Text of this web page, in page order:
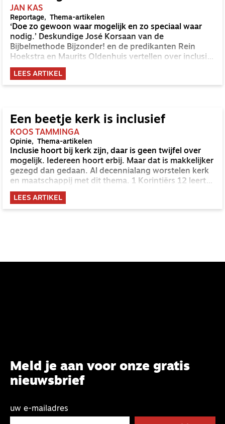
JAN KAS
Reportage Thema-artikelen
‘Doe zo gewoon waar mogelijk en zo speciaal waar
nodig.’ Deskundige José Korsaan van de
Bijbelmethode Bijzonder! en de predikanten Rein
Hoekstra en Maurits Oldenhuis vertellen over inclusief
kerk zijn in de praktijk.
LEES ARTIKEL
Een beetje kerk is inclusief
KOOS TAMMINGA
Opinie Thema-artikelen
Inclusie hoort bij kerk zijn, daar is geen twijfel over
mogelijk. Iedereen hoort erbij. Maar dat is makkelijker
gezegd dan gedaan. Al decennialang worstelen kerk
en maatschappij met dit thema. 1 Korintiërs 12 leert
waar inclusie werkelijk om gaat: het herkennen van
Gods gaven aan zijn gemeente.
LEES ARTIKEL
Meld je aan voor onze gratis
nieuwsbrief
uw e-mailadres